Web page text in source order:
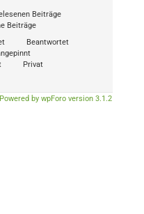
Beiträge
Beiträge
Beantwortet
Privat
Powered by wpForo version 3.1.2